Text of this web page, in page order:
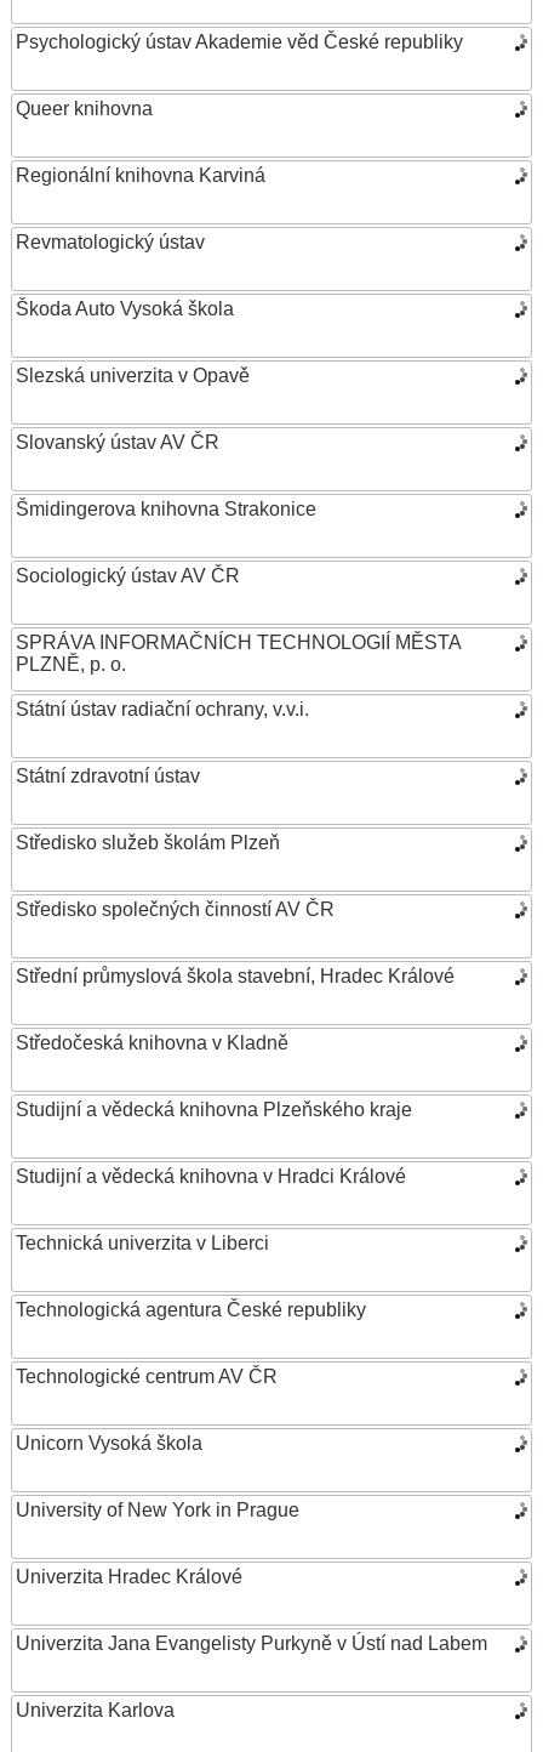
Psychologický ústav Akademie věd České republiky
Queer knihovna
Regionální knihovna Karviná
Revmatologický ústav
Škoda Auto Vysoká škola
Slezská univerzita v Opavě
Slovanský ústav AV ČR
Šmidingerova knihovna Strakonice
Sociologický ústav AV ČR
SPRÁVA INFORMAČNÍCH TECHNOLOGIÍ MĚSTA
PLZNĚ, p. o.
Státní ústav radiační ochrany, v.v.i.
Státní zdravotní ústav
Středisko služeb školám Plzeň
Středisko společných činností AV ČR
Střední průmyslová škola stavební, Hradec Králové
Středočeská knihovna v Kladně
Studijní a vědecká knihovna Plzeňského kraje
Studijní a vědecká knihovna v Hradci Králové
Technická univerzita v Liberci
Technologická agentura České republiky
Technologické centrum AV ČR
Unicorn Vysoká škola
University of New York in Prague
Univerzita Hradec Králové
Univerzita Jana Evangelisty Purkyně v Ústí nad Labem
Univerzita Karlova